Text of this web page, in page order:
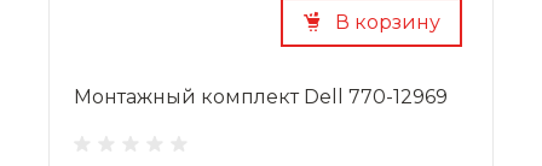
В корзину
Монтажный комплект Dell 770-12969